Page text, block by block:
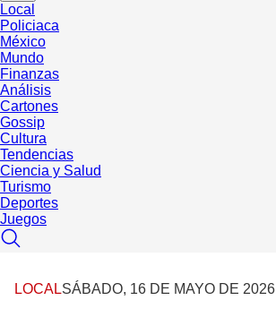
Local
Policiaca
México
Mundo
Finanzas
Análisis
Cartones
Gossip
Cultura
Tendencias
Ciencia y Salud
Turismo
Deportes
Juegos
LOCALSÁBADO, 16 DE MAYO DE 2026